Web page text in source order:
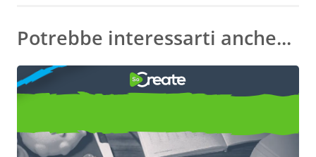
Potrebbe interessarti anche...
COME FARE
Film, con Modello